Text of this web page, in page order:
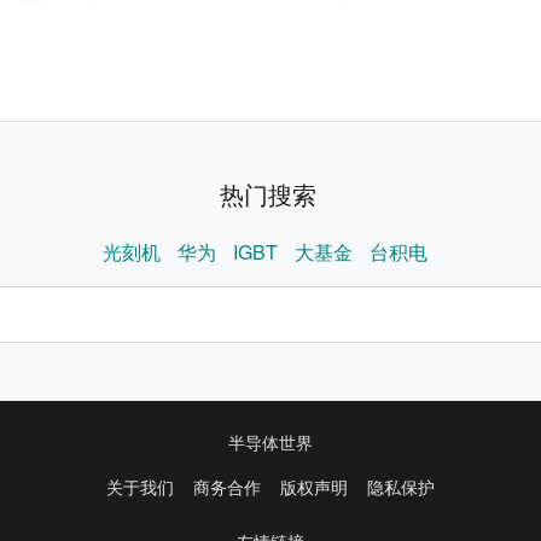
热门搜索
光刻机 华为 IGBT 大基金 台积电
半导体世界
关于我们
商务合作 版权声明 隐私保护